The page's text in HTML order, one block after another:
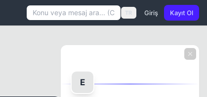
TR Giriş Kayıt Ol
E